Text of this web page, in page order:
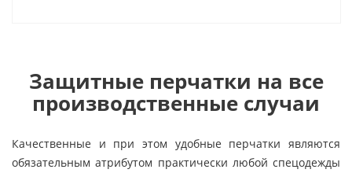
Защитные перчатки на все
производственные случаи
Качественные и при этом удобные перчатки являются
обязательным атрибутом практически любой спецодежды